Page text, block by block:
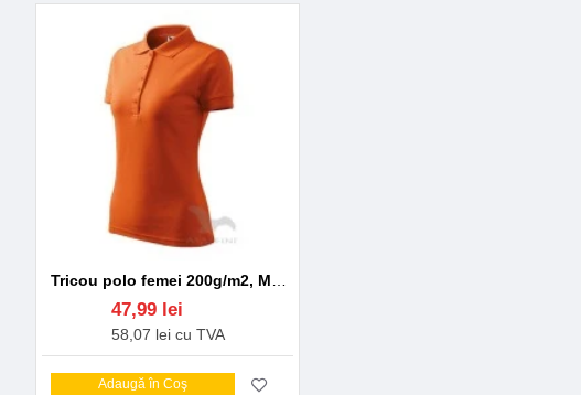
47,99 lei
58,07 lei cu TVA
Adaugă în Coş